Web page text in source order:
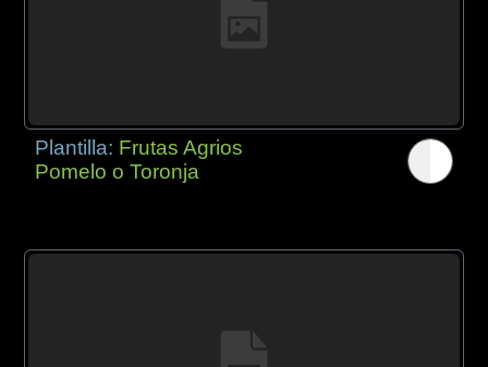
Plantilla: Frutas Agrios
Pomelo o Toronja